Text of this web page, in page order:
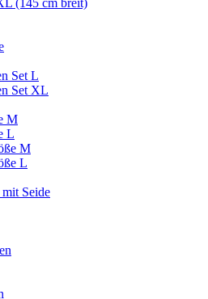
(145 cm breit)
Set L
Set XL
M
L
M
L
Seide